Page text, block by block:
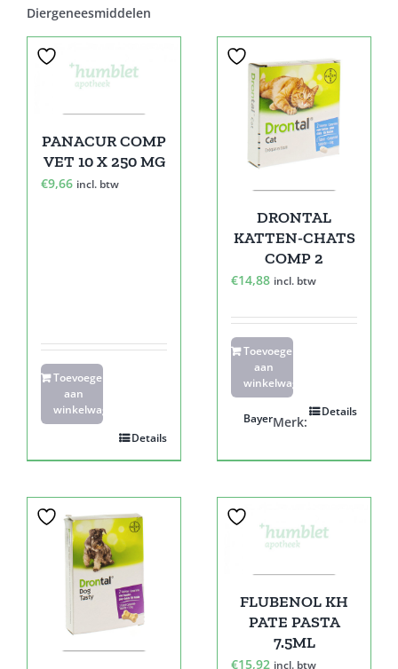
Diergeneesmiddelen
PANACUR COMP
VET 10 X 250 MG
€9,66 incl. btw
Toevoegen
aan
winkelwagen
Details
DRONTAL
KATTEN-CHATS
COMP 2
€14,88 incl. btw
Toevoegen
aan
winkelwagen
Details
Merk:
Bayer
FLUBENOL KH
PATE PASTA
7.5ML
€15,92 incl. btw